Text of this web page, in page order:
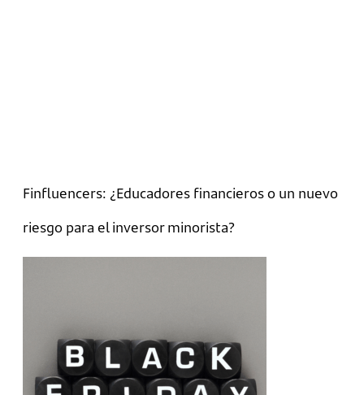
Finfluencers: ¿Educadores financieros o un nuevo
riesgo para el inversor minorista?